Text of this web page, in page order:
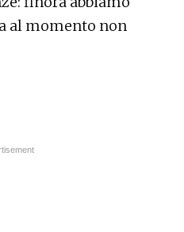
al momento non